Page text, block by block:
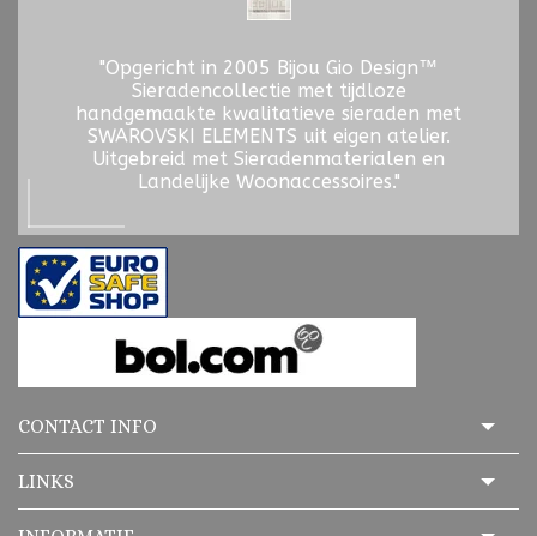
"Opgericht in 2005 Bijou Gio Design™
Sieradencollectie met tijdloze
handgemaakte kwalitatieve sieraden met
SWAROVSKI ELEMENTS uit eigen atelier.
Uitgebreid met Sieradenmaterialen en
Landelijke Woonaccessoires."
CONTACT INFO
LINKS